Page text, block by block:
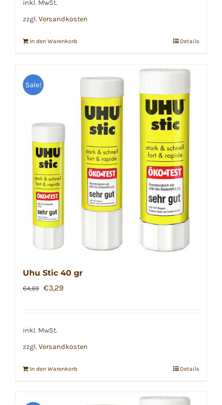
inkl. MwSt.
zzgl. Versandkosten
In den Warenkorb Details
Sale!
Uhu Stic 40 gr
€4,69 Ursprünglicher
€4,69
€3,29Aktueller
inkl. MwSt.
zzgl. Versandkosten
In den Warenkorb Details